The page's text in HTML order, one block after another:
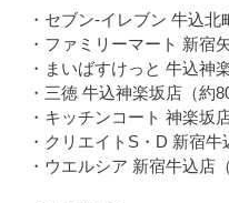
・セブン-イレブン 牛込北
・ファミリーマート 新宿
・まいばすけっと 牛込神
・三徳 牛込神楽坂店（約
・キッチンコート 神楽坂
・クリエイトS・D 新宿牛
・ウエルシア 新宿牛込店